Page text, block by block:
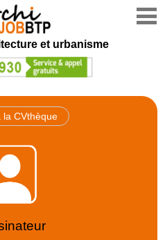
et urbanisme
la CVthèque